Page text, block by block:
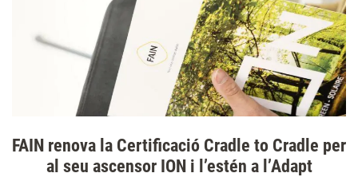
FAIN renova la Certificació Cradle to Cradle per
al seu ascensor ION i l’estén a l’Adapt